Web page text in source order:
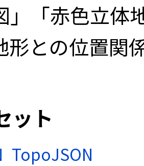
」「赤色立体
形との位置関
ット
TopoJSON